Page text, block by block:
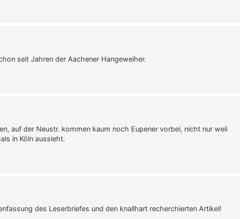
seit Jahren der Aachener Hangeweiher.
auf der Neustr. kommen kaum noch Eupener vorbei, nicht nur weil
in Köln aussieht.
des Leserbriefes und den knallhart recherchierten Artikel!